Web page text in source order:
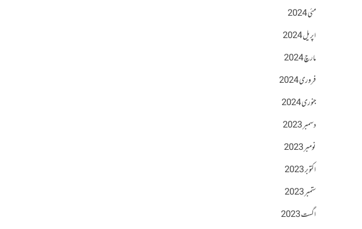
مئی 2024
اپریل 2024
مارچ 2024
فروری 2024
جنوری 2024
دسمبر 2023
نومبر 2023
اکتوبر 2023
ستمبر 2023
اگست 2023